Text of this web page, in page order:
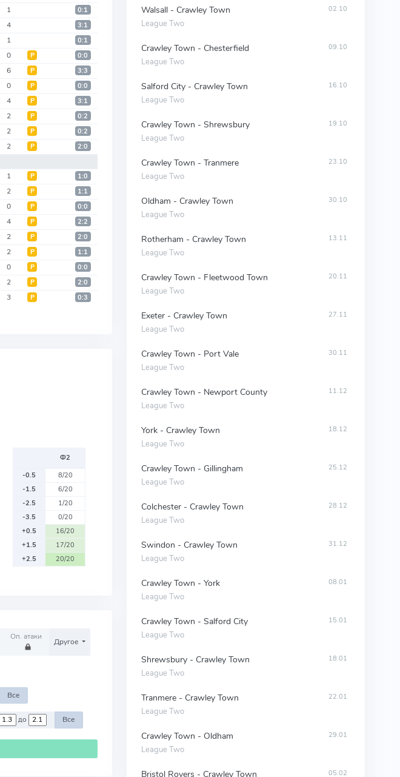
1 0:1
4 3:1
1 0:1
0 Р 0:0
6 Р 3:3
0 Р 0:0
4 Р 3:1
2 Р 0:2
2 Р 0:2
2 Р 2:0
1 Р 1:0
2 Р 1:1
0 Р 0:0
4 Р 2:2
2 Р 2:0
2 Р 1:1
0 Р 0:0
2 Р 2:0
3 Р 0:3
Ф2
-0.5
8/20
-1.5
6/20
-2.5
1/20
-3.5
0/20
+0.5
16/20
+1.5
17/20
+2.5
20/20
Оп. атаки
Другое
Все
до Все
Walsall - Crawley Town
League Two
02.10
Crawley Town - Chesterfield
League Two
09.10
Salford City - Crawley Town
League Two
16.10
Crawley Town - Shrewsbury
League Two
19.10
Crawley Town - Tranmere
League Two
23.10
Oldham - Crawley Town
League Two
30.10
Rotherham - Crawley Town
League Two
13.11
Crawley Town - Fleetwood Town
League Two
20.11
Exeter - Crawley Town
League Two
27.11
Crawley Town - Port Vale
League Two
30.11
Crawley Town - Newport County
League Two
11.12
York - Crawley Town
League Two
18.12
Crawley Town - Gillingham
League Two
25.12
Colchester - Crawley Town
League Two
28.12
Swindon - Crawley Town
League Two
31.12
Crawley Town - York
League Two
08.01
Crawley Town - Salford City
League Two
15.01
Shrewsbury - Crawley Town
League Two
18.01
Tranmere - Crawley Town
League Two
22.01
Crawley Town - Oldham
League Two
29.01
Bristol Rovers - Crawley Town 05.02